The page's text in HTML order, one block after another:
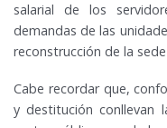
salarial de los
demandas de las
reconstrucción de la
Cabe recordar que,
y destitución conllevan